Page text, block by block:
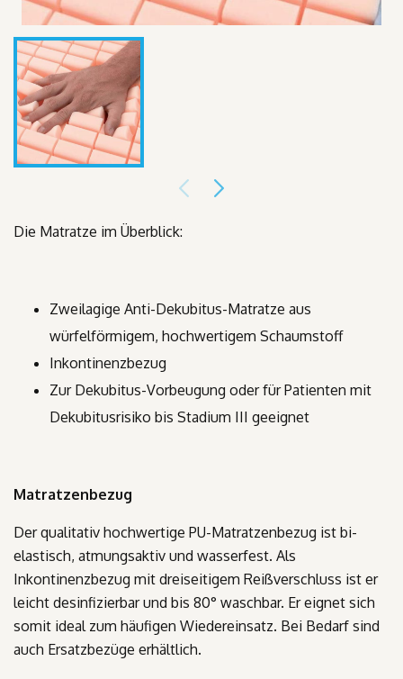
Die Matratze im Überblick:
Zweilagige Anti-Dekubitus-Matratze aus
würfelförmigem, hochwertigem Schaumstoff
Inkontinenzbezug
Zur Dekubitus-Vorbeugung oder für Patienten mit
Dekubitusrisiko bis Stadium III geeignet
Matratzenbezug
Der qualitativ hochwertige PU-Matratzenbezug ist bi-
elastisch, atmungsaktiv und wasserfest. Als
Inkontinenzbezug mit dreiseitigem Reißverschluss ist er
leicht desinfizierbar und bis 80° waschbar. Er eignet sich
somit ideal zum häufigen Wiedereinsatz. Bei Bedarf sind
auch Ersatzbezüge erhältlich.